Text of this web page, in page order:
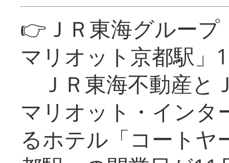
👉ＪＲ東海グルー
マリオット京都駅」
ＪＲ東海不動産と
マリオット・インタ
るホテル「コートヤ